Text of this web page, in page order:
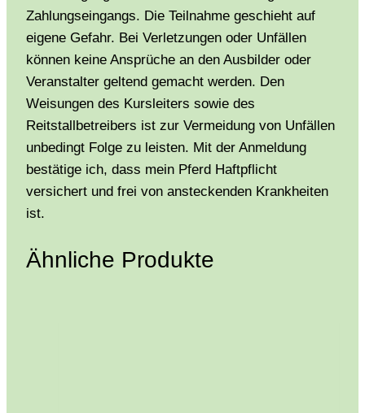
Zahlungseingangs. Die Teilnahme geschieht auf
eigene Gefahr. Bei Verletzungen oder Unfällen
können keine Ansprüche an den Ausbilder oder
Veranstalter geltend gemacht werden. Den
Weisungen des Kursleiters sowie des
Reitstallbetreibers ist zur Vermeidung von Unfällen
unbedingt Folge zu leisten. Mit der Anmeldung
bestätige ich, dass mein Pferd Haftpflicht
versichert und frei von ansteckenden Krankheiten
ist.
Ähnliche Produkte